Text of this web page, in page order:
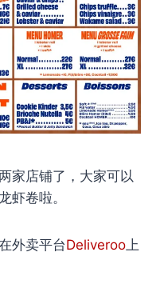
家店铺了，大家可以
虾卷啦。
外卖平台Deliveroo上